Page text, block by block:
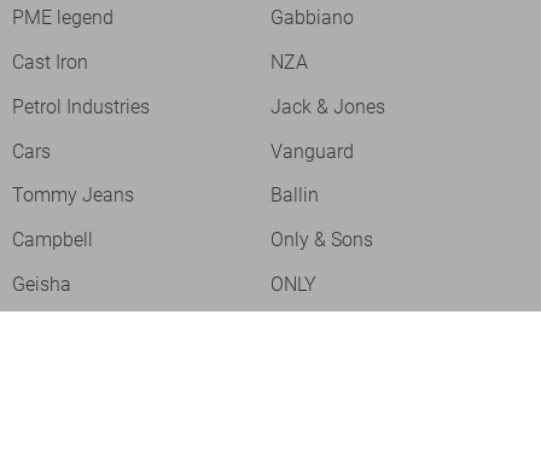
PME legend
Gabbiano
Cast Iron
NZA
Petrol Industries
Jack & Jones
Cars
Vanguard
Tommy Jeans
Ballin
Campbell
Only & Sons
Geisha
ONLY